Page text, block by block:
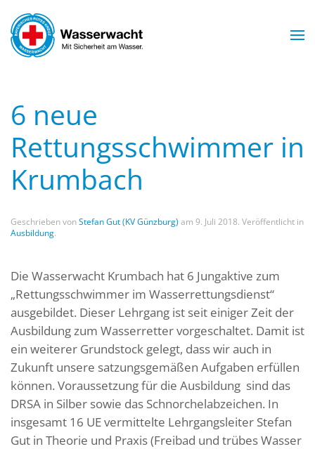
Skip to main content
6 neue
Rettungsschwimmer in
Krumbach
Geschrieben vonStefan Gut (KV Günzburg) am 9. Juli 2018. Veröffentlicht in
Ausbildung.
Die Wasserwacht Krumbach hat 6 Jungaktive zum
„Rettungsschwimmer im Wasserrettungsdienst“
ausgebildet. Dieser Lehrgang ist seit einiger Zeit der
Ausbildung zum Wasserretter vorgeschaltet. Damit ist
ein weiterer Grundstock gelegt, dass wir auch in
Zukunft unsere satzungsgemäßen Aufgaben erfüllen
können. Voraussetzung für die Ausbildung sind das
DRSA in Silber sowie das Schnorchelabzeichen. In
insgesamt 16 UE vermittelte Lehrgangsleiter Stefan
Gut in Theorie und Praxis (Freibad und trübes Wasser